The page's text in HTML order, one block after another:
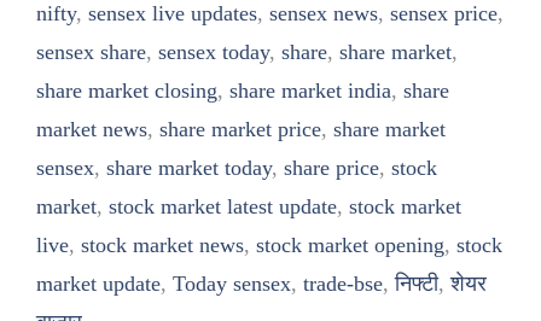
nifty, sensex live updates, sensex news, sensex price,
sensex share, sensex today, share, share market,
share market closing, share market india, share
market news, share market price, share market
sensex, share market today, share price, stock
market, stock market latest update, stock market
live, stock market news, stock market opening, stock
market update, Today sensex, trade-bse,निफ्टी,शेयर